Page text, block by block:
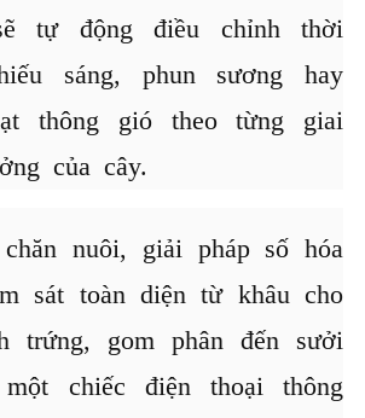
tự động điều chỉnh thời
sáng, phun sương hay
thông gió theo từng giai
của cây.
nuôi, giải pháp số hóa
sát toàn diện từ khâu cho
trứng, gom phân đến sưởi
chiếc điện thoại thông